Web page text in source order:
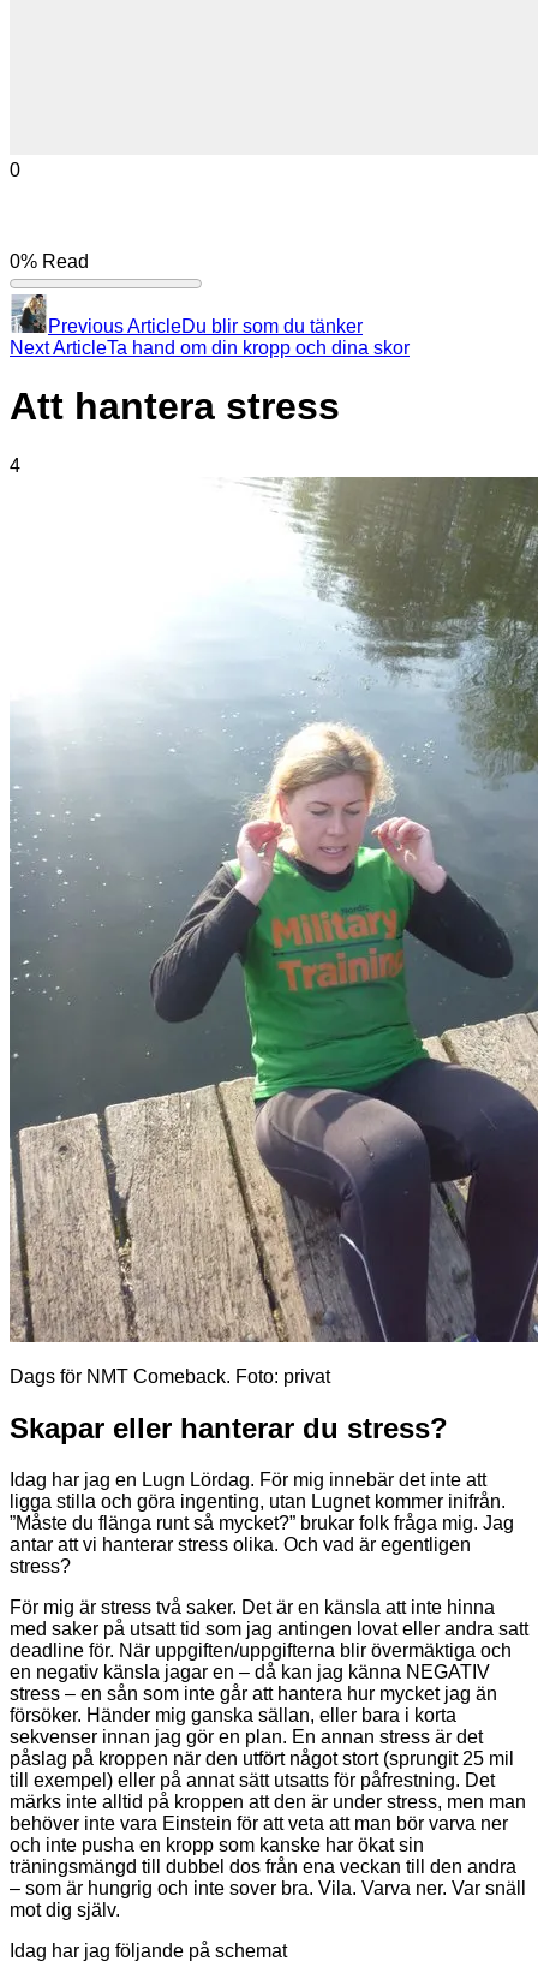
0
0% Read
Previous ArticleDu blir som du tänker
Next ArticleTa hand om din kropp och dina skor
Att hantera stress
4
Dags för NMT Comeback. Foto: privat
Skapar eller hanterar du stress?
Idag har jag en Lugn Lördag. För mig innebär det inte att
ligga stilla och göra ingenting, utan Lugnet kommer inifrån.
”Måste du flänga runt så mycket?” brukar folk fråga mig. Jag
antar att vi hanterar stress olika. Och vad är egentligen
stress?
För mig är stress två saker. Det är en känsla att inte hinna
med saker på utsatt tid som jag antingen lovat eller andra satt
deadline för. När uppgiften/uppgifterna blir övermäktiga och
en negativ känsla jagar en – då kan jag känna NEGATIV
stress – en sån som inte går att hantera hur mycket jag än
försöker. Händer mig ganska sällan, eller bara i korta
sekvenser innan jag gör en plan. En annan stress är det
påslag på kroppen när den utfört något stort (sprungit 25 mil
till exempel) eller på annat sätt utsatts för påfrestning. Det
märks inte alltid på kroppen att den är under stress, men man
behöver inte vara Einstein för att veta att man bör varva ner
och inte pusha en kropp som kanske har ökat sin
träningsmängd till dubbel dos från ena veckan till den andra
– som är hungrig och inte sover bra. Vila. Varva ner. Var snäll
mot dig själv.
Idag har jag följande på schemat